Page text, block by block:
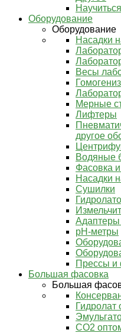
Оборудование
Оборудование
Насадки
Весы
Мерные
Лифтеры
другое
Водяные
Фасовка
Насадки
Сушилки
Адаптеры
pH-метры
Прессы
Большая фасовка
Большая
Гидролат
СО2